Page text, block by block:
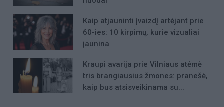
Kaip atjauninti įvaizdį artėjant prie
60-ies: 10 kirpimų, kurie vizualiai
jaunina
Kraupi avarija prie Vilniaus atėmė
tris brangiausius žmones: pranešė,
kaip bus atsisveikinama su